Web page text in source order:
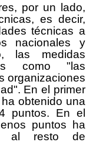
por un lado,
es decir,
técnicas a
nacionales y
las medidas
como "las
organizaciones
En el primer
obtenido una
puntos. En el
puntos ha
al resto de